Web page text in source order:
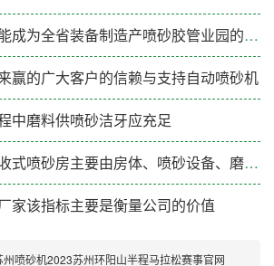
玻璃珠厂家产业园能成为全省装备制造产喷砂胶管业园的标杆示范
赢的广大客户的信赖与支持自动喷砂机
中磨料供喷砂洁牙应充足
手动喷砂机气力回收式喷砂房主要由房体、喷砂设备、磨料回收装置、通风除尘装置、磨料分选装置和电
家该指标主要是衡量公司的价值
州喷砂机2023苏州环阳山半程马拉松赛事官网